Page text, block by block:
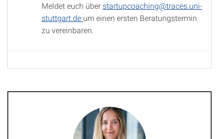
Meldet euch über startupcoaching@traces.uni-
stuttgart.de um einen ersten Beratungstermin
zu vereinbaren.